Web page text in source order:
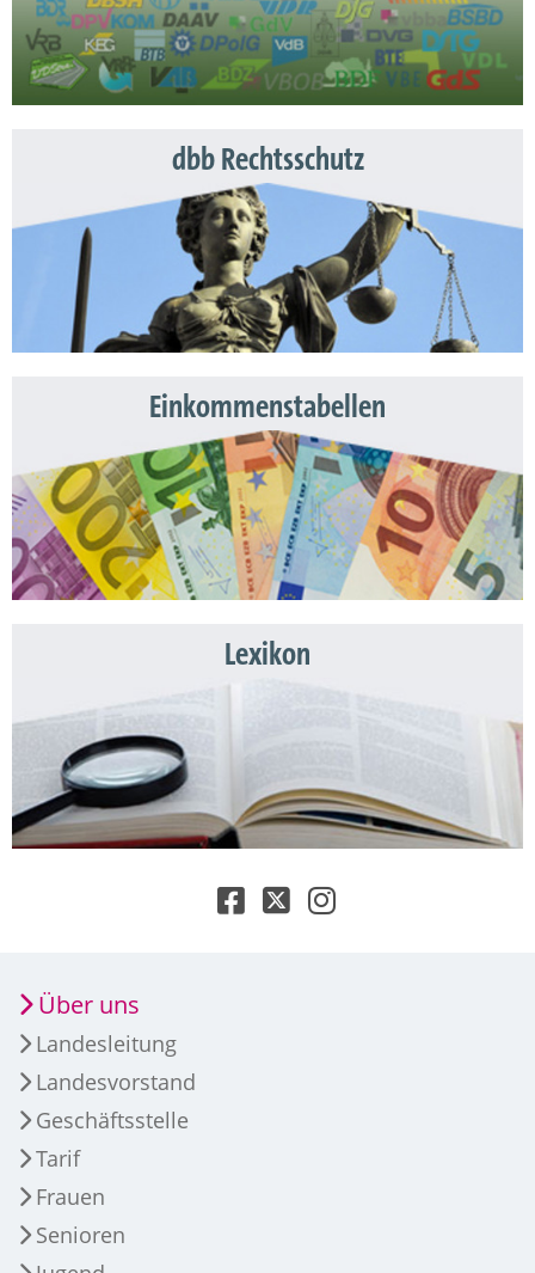
dbb Rechtsschutz
Einkommenstabellen
Lexikon
Über uns
Landesleitung
Landesvorstand
Geschäftsstelle
Tarif
Frauen
Senioren